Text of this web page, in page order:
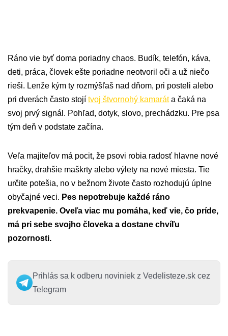
Ráno vie byť doma poriadny chaos. Budík, telefón, káva,
deti, práca, človek ešte poriadne neotvoril oči a už niečo
rieši. Lenže kým ty rozmýšľaš nad dňom, pri posteli alebo
pri dverách často stojí tvoj štvornohý kamaráta čaká na
svoj prvý signál. Pohľad, dotyk, slovo, prechádzku. Pre psa
tým deň v podstate začína.
Veľa majiteľov má pocit, že psovi robia radosť hlavne nové
hračky, drahšie maškrty alebo výlety na nové miesta. Tie
určite potešia, no v bežnom živote často rozhodujú úplne
obyčajné veci. Pes nepotrebuje každé ráno
prekvapenie. Oveľa viac mu pomáha, keď vie, čo príde,
má pri sebe svojho človeka a dostane chvíľu
pozornosti.
Prihlás sa k odberu noviniek z Vedelisteze.sk cez
Telegram